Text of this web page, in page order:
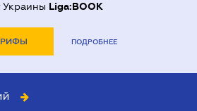
Украины Liga:BOOK
ПОДРОБНЕЕ